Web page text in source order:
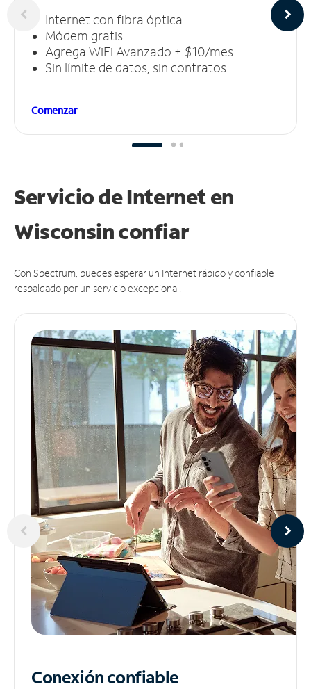
Internet con fibra óptica
Módem gratis
Agrega WiFi Avanzado + $10/mes
Sin límite de datos, sin contratos
Comenzar
Servicio de Internet en
Wisconsinconfiar
Con Spectrum, puedes esperar un Internet rápido y confiable
respaldado por un servicio excepcional.
Conexión confiable